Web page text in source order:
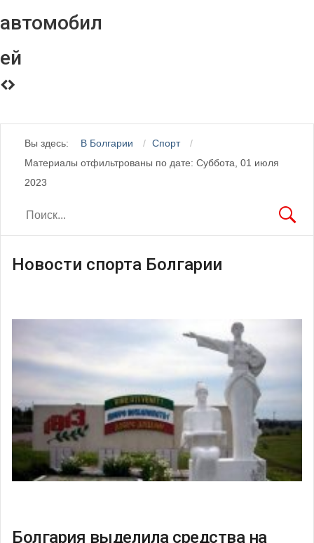
автомобил
ей
Вы здесь: В Болгарии
Спорт
Материалы отфильтрованы по дате: Суббота, 01 июля
2023
Новости спорта Болгарии
Болгария выделила средства на